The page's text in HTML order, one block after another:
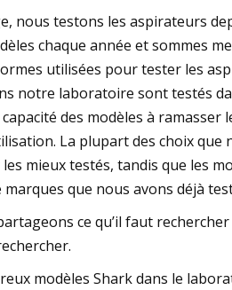
nous testons les aspirateurs
chaque année et sommes
utilisées pour tester les
notre laboratoire sont testés
des modèles à
La plupart des choix
mieux testés, tandis que les
que nous avons déjà
ce qu’il faut
modèles Shark dans le